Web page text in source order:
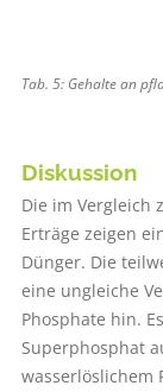
Tab. 5: Gehalte an
Diskussion
Die im Vergleich
Erträge zeigen
Dünger. Die
eine ungleiche
Phosphate hin.
Superphosphat
wasserlöslichem